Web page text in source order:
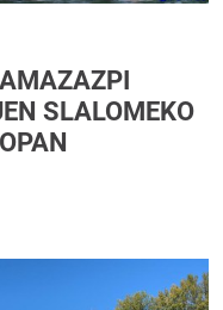
SLALOMEKO